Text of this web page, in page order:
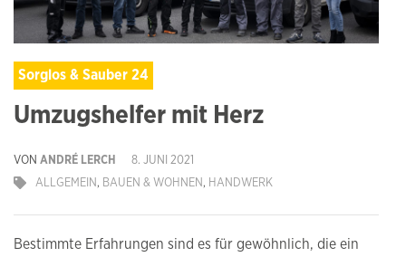
Sorglos & Sauber 24
Umzugshelfer mit Herz
VON ANDRÉ LERCH
8. JUNI 2021
ALLGEMEIN, BAUEN & WOHNEN, HANDWERK
Bestimmte Erfahrungen sind es für gewöhnlich, die ein